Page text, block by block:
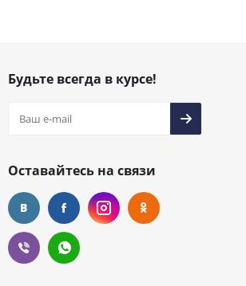
Будьте всегда в курсе!
Оставайтесь на связи